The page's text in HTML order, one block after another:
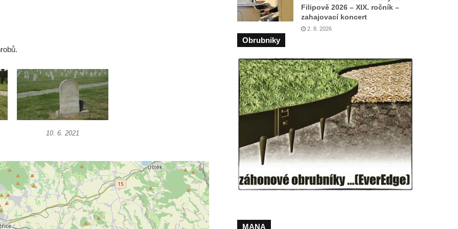
10. 6. 2021
Filipově 2026 – XIX. ročník –
zahajovací koncert
2. 8. 2026
Obrubniky
MANA